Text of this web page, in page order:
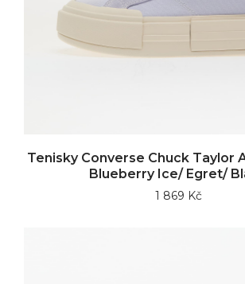
Tenisky Converse Chuck Taylor
Blueberry Ice/ Egret/
1 869 Kč